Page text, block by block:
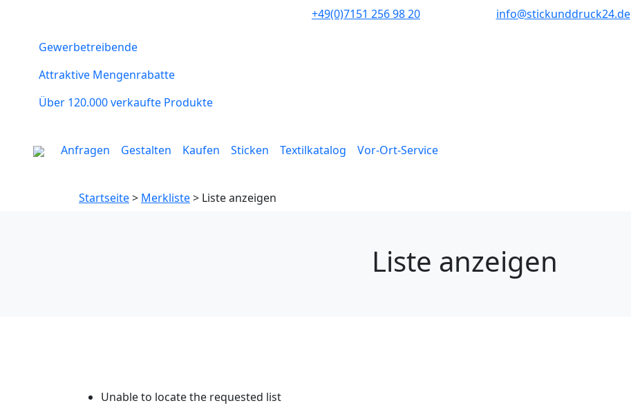
+49(0)7151 256 98 20‬ info@stickunddruck24.de
Gewerbetreibende
Attraktive Mengenrabatte
Über 120.000 verkaufte Produkte
Anfragen Gestalten Kaufen Sticken Textilkatalog Vor-Ort-Service
Startseite> Merkliste> Liste anzeigen
Liste anzeigen
Unable to locate the requested list